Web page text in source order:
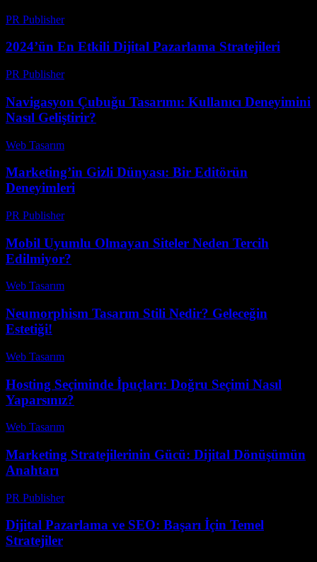
PR Publisher-
2024’ün En Etkili Dijital Pazarlama Stratejileri
PR Publisher-
Navigasyon Çubuğu Tasarımı: Kullanıcı Deneyimini
Nasıl Geliştirir?
Web Tasarım
Marketing’in Gizli Dünyası: Bir Editörün
Deneyimleri
PR Publisher-
Mobil Uyumlu Olmayan Siteler Neden Tercih
Edilmiyor?
Web Tasarım
Neumorphism Tasarım Stili Nedir? Geleceğin
Estetiği!
Web Tasarım
Hosting Seçiminde İpuçları: Doğru Seçimi Nasıl
Yaparsınız?
Web Tasarım
Marketing Stratejilerinin Gücü: Dijital Dönüşümün
Anahtarı
PR Publisher-
Dijital Pazarlama ve SEO: Başarı İçin Temel
Stratejiler